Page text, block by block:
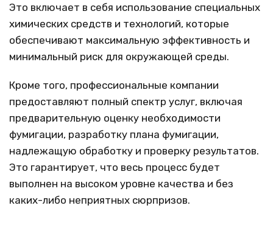
Это включает в себя использование специальных
химических средств и технологий, которые
обеспечивают максимальную эффективность и
минимальный риск для окружающей среды.
Кроме того, профессиональные компании
предоставляют полный спектр услуг, включая
предварительную оценку необходимости
фумигации, разработку плана фумигации,
надлежащую обработку и проверку результатов.
Это гарантирует, что весь процесс будет
выполнен на высоком уровне качества и без
каких-либо неприятных сюрпризов.